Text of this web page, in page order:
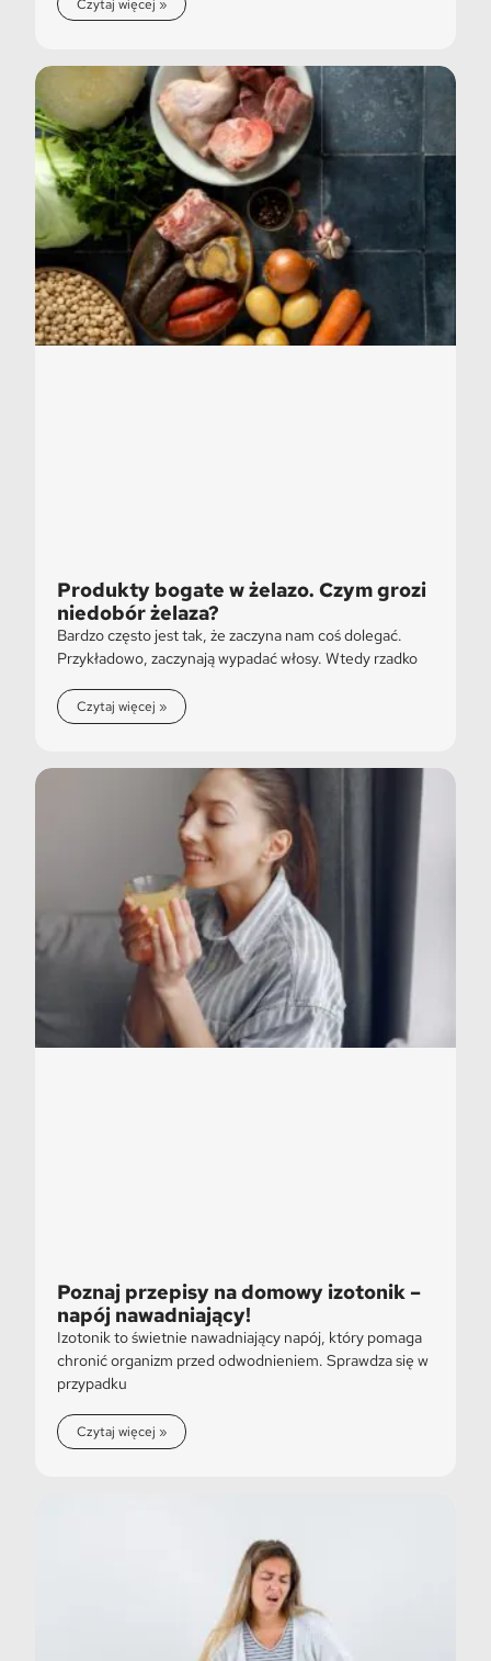
Czytaj więcej »
Produkty bogate w żelazo. Czym grozi
niedobór żelaza?
Bardzo często jest tak, że zaczyna nam coś dolegać.
Przykładowo, zaczynają wypadać włosy. Wtedy rzadko
Czytaj więcej »
Poznaj przepisy na domowy izotonik –
napój nawadniający!
Izotonik to świetnie nawadniający napój, który pomaga
chronić organizm przed odwodnieniem. Sprawdza się w
przypadku
Czytaj więcej »